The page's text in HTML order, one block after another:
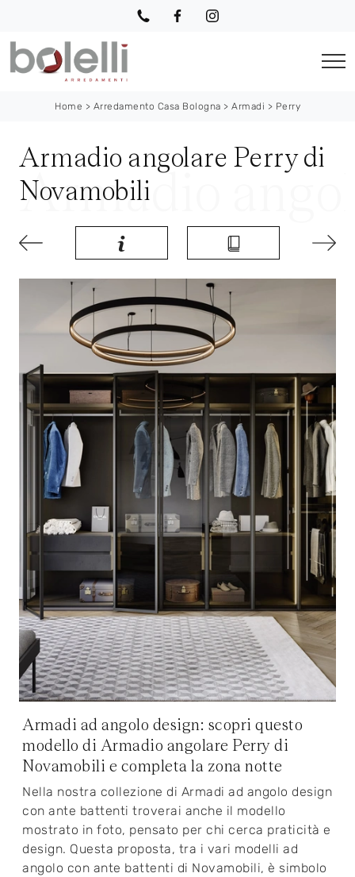
Home > Arredamento Casa Bologna > Armadi > Perry
Armadio angolare Perry di
Novamobili
Armadi ad angolo design: scopri questo
modello di Armadio angolare Perry di
Novamobili e completa la zona notte
Nella nostra collezione di Armadi ad angolo design
con ante battenti troverai anche il modello
mostrato in foto, pensato per chi cerca praticità e
design. Questa proposta, tra i vari modelli ad
angolo con ante battenti di Novamobili, è simbolo